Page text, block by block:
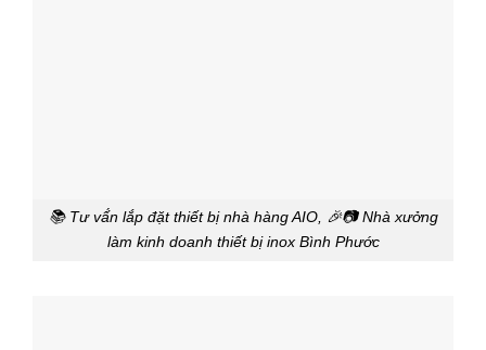
📚 Tư vấ́n lắp đặt thiết bị nhà hàng AIO, 🎉📷 Nhà xưởng
làm kinh doanh thiết bị inox Bình Phước